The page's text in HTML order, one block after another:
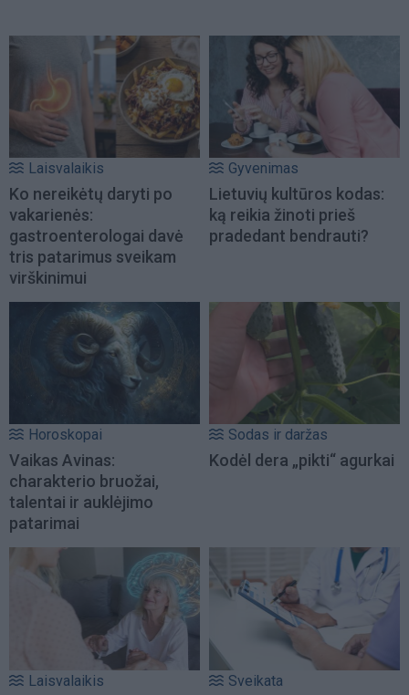
Laisvalaikis
Ko nereikėtų daryti po
vakarienės:
gastroenterologai davė
tris patarimus sveikam
virškinimui
Gyvenimas
Lietuvių kultūros kodas:
ką reikia žinoti prieš
pradedant bendrauti?
Horoskopai
Vaikas Avinas:
charakterio bruožai,
talentai ir auklėjimo
patarimai
Sodas ir daržas
Kodėl dera „pikti“ agurkai
Laisvalaikis Sveikata